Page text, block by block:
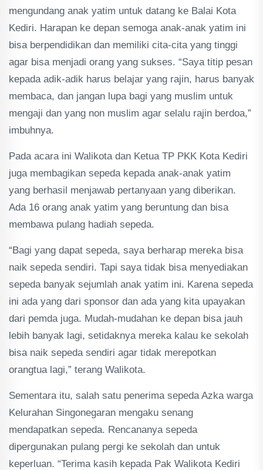
mengundang anak yatim untuk datang ke Balai Kota
Kediri. Harapan ke depan semoga anak-anak yatim ini
bisa berpendidikan dan memiliki cita-cita yang tinggi
agar bisa menjadi orang yang sukses. “Saya titip pesan
kepada adik-adik harus belajar yang rajin, harus banyak
membaca, dan jangan lupa bagi yang muslim untuk
mengaji dan yang non muslim agar selalu rajin berdoa,”
imbuhnya.
Pada acara ini Walikota dan Ketua TP PKK Kota Kediri
juga membagikan sepeda kepada anak-anak yatim
yang berhasil menjawab pertanyaan yang diberikan.
Ada 16 orang anak yatim yang beruntung dan bisa
membawa pulang hadiah sepeda.
“Bagi yang dapat sepeda, saya berharap mereka bisa
naik sepeda sendiri. Tapi saya tidak bisa menyediakan
sepeda banyak sejumlah anak yatim ini. Karena sepeda
ini ada yang dari sponsor dan ada yang kita upayakan
dari pemda juga. Mudah-mudahan ke depan bisa jauh
lebih banyak lagi, setidaknya mereka kalau ke sekolah
bisa naik sepeda sendiri agar tidak merepotkan
orangtua lagi,” terang Walikota.
Sementara itu, salah satu penerima sepeda Azka warga
Kelurahan Singonegaran mengaku senang
mendapatkan sepeda. Rencananya sepeda
dipergunakan pulang pergi ke sekolah dan untuk
keperluan. “Terima kasih kepada Pak Walikota Kediri